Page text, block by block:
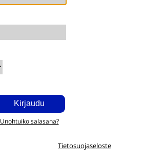
Unohtuiko salasana?
Tietosuojaseloste